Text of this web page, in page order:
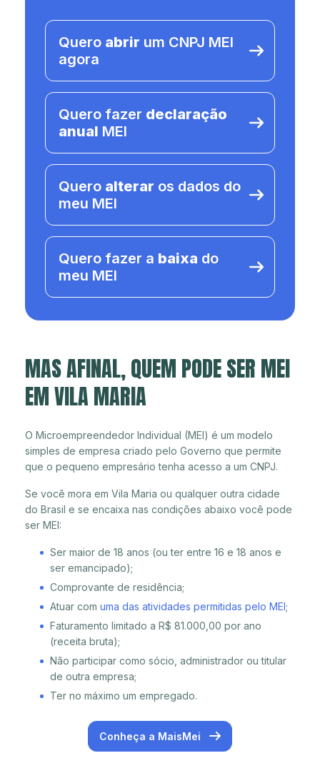
Quero abrir um CNPJ MEI
agora
Quero fazer declaração
anual MEI
Quero alterar os dados do
meu MEI
Quero fazer a baixa do
meu MEI
MAS AFINAL, QUEM PODE SER MEI
EM VILA MARIA
O Microempreendedor Individual (MEI) é um modelo
simples de empresa criado pelo Governo que permite
que o pequeno empresário tenha acesso a um CNPJ.
Se você mora em Vila Maria ou qualquer outra cidade
do Brasil e se encaixa nas condições abaixo você pode
ser MEI:
Ser maior de 18 anos (ou ter entre 16 e 18 anos e
ser emancipado);
Comprovante de residência;
Atuar com uma das atividades permitidas pelo MEI;
Faturamento limitado a R$ 81.000,00 por ano
(receita bruta);
Não participar como sócio, administrador ou titular
de outra empresa;
Ter no máximo um empregado.
Conheça a MaisMei